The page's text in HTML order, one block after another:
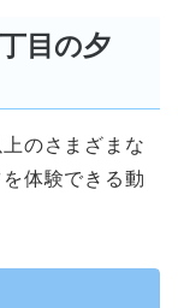
目の夕
のさまざまな
体験できる動